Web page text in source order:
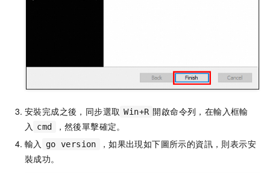
安裝完成之後，同步選取 Win+R 開啟命令列，在輸入框輸
入 cmd
，然後單擊確定。
輸入
go version
，如果出現如下圖所示的資訊，則表示安
裝成功。